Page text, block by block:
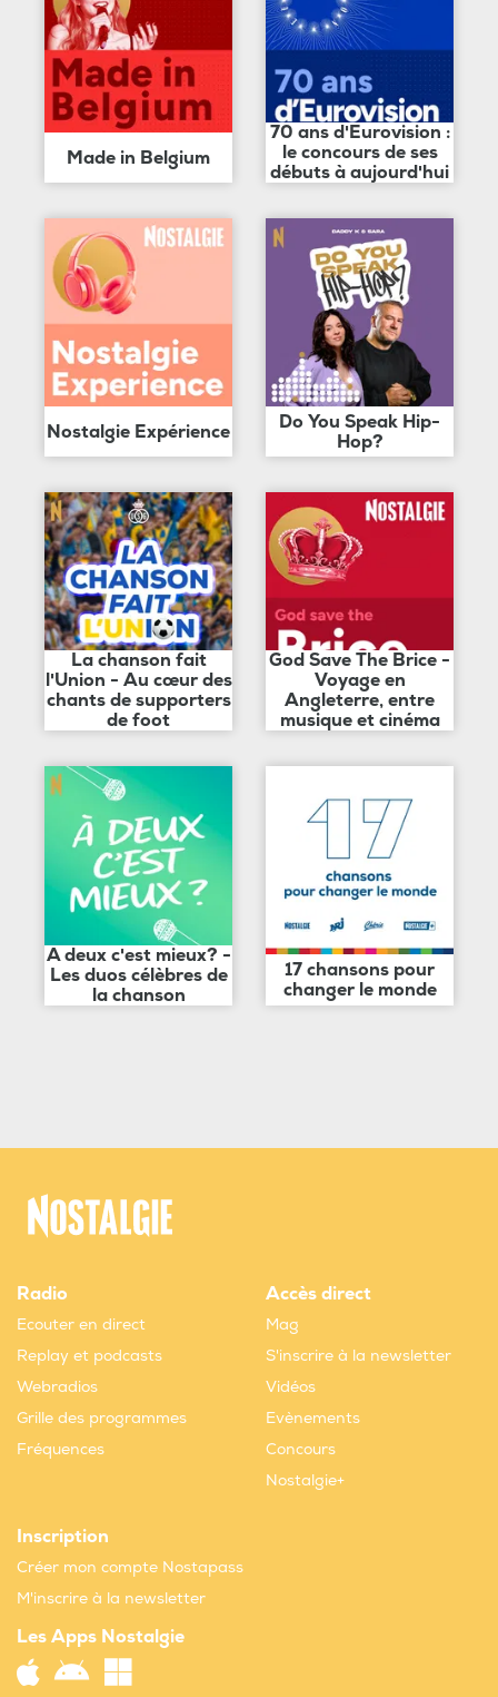
Made in Belgium
70 ans d'Eurovision :
le concours de ses
débuts à aujourd'hui
Nostalgie Expérience
Do You Speak Hip-
Hop?
La chanson fait
l'Union - Au cœur des
chants de supporters
de foot
God Save The Brice -
Voyage en
Angleterre, entre
musique et cinéma
A deux c'est mieux? -
Les duos célèbres de
la chanson
17 chansons pour
changer le monde
Radio
Ecouter en direct
Replay et podcasts
Webradios
Grille des programmes
Fréquences
Accès direct
Mag
S'inscrire à la newsletter
Vidéos
Evènements
Concours
Nostalgie+
Inscription
Créer mon compte Nostapass
M'inscrire à la newsletter
Les Apps Nostalgie